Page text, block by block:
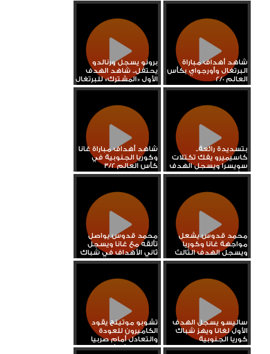
شاهد أهداف مباراة
البرتغال وأورجواي بكأس
العالم 2/0
برونو يسجل ورنالدو
يحتفل.. شاهد الهدف
الأول «المشترك» للبرتغال
في...
بتسديدة رائعة..
كاسيميرو يفك تكتلات
سويسرا ويسجل الهدف
الأول...
شاهد أهداف مباراة غانا
وكوريا الجنوبية في
كأس العالم 3/2
محمد قدوس يشعل
مواجهة غانا وكوريا
ويسجل الهدف الثالث
محمد قدوس يواصل
تألقه مع غانا ويسجل
ثاني الأهداف في شباك
كوريا
ساليسو يسجل الهدف
الأول لغانا ويهز شباك
كوريا الجنوبية
تشوبو موتينج يقود
الكاميرون للعودة
والتعادل أمام صربيا
ويسجل ثالث...